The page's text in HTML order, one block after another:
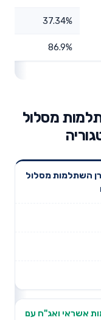
37.34%
86.9%
מסלול
דמי ניהול
השתלמות מסלול
אשראי ואג"ח עם